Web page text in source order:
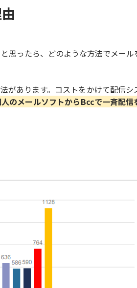
思ったら、どのような方法でメール
があります。コストをかけて配信シ
のメールソフトからBccで一斉配信